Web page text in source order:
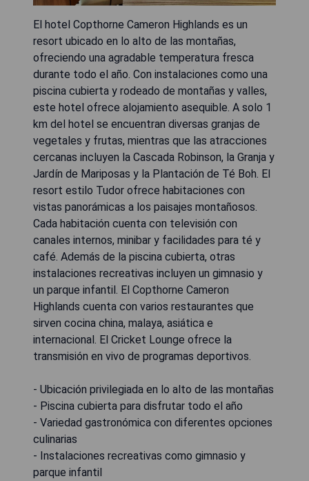
El hotel Copthorne Cameron Highlands es un
resort ubicado en lo alto de las montañas,
ofreciendo una agradable temperatura fresca
durante todo el año. Con instalaciones como una
piscina cubierta y rodeado de montañas y valles,
este hotel ofrece alojamiento asequible. A solo 1
km del hotel se encuentran diversas granjas de
vegetales y frutas, mientras que las atracciones
cercanas incluyen la Cascada Robinson, la Granja y
Jardín de Mariposas y la Plantación de Té Boh. El
resort estilo Tudor ofrece habitaciones con
vistas panorámicas a los paisajes montañosos.
Cada habitación cuenta con televisión con
canales internos, minibar y facilidades para té y
café. Además de la piscina cubierta, otras
instalaciones recreativas incluyen un gimnasio y
un parque infantil. El Copthorne Cameron
Highlands cuenta con varios restaurantes que
sirven cocina china, malaya, asiática e
internacional. El Cricket Lounge ofrece la
transmisión en vivo de programas deportivos.
- Ubicación privilegiada en lo alto de las montañas
- Piscina cubierta para disfrutar todo el año
- Variedad gastronómica con diferentes opciones
culinarias
- Instalaciones recreativas como gimnasio y
parque infantil